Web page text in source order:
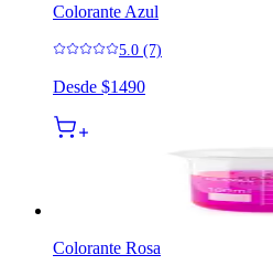
Colorante Azul
5.0 (7)
Desde $1490
Colorante Rosa